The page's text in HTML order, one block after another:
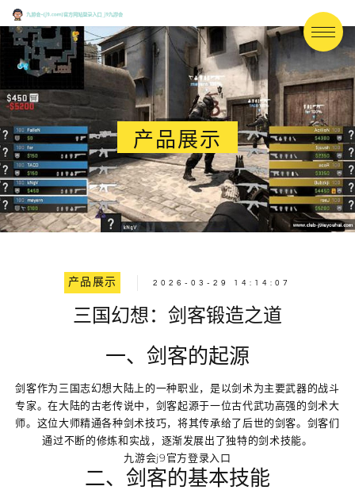
产品展示
产品展示 2026-03-29 14:14:07
三国幻想：剑客锻造之道
一、剑客的起源
剑客作为三国志幻想大陆上的一种职业，是以剑术为主要武器的战斗
专家。在大陆的古老传说中，剑客起源于一位古代武功高强的剑术大
师。这位大师精通各种剑术技巧，将其传承给了后世的剑客。剑客们
通过不断的修炼和实战，逐渐发展出了独特的剑术技能。
九游会j9官方登录入口
二、剑客的基本技能